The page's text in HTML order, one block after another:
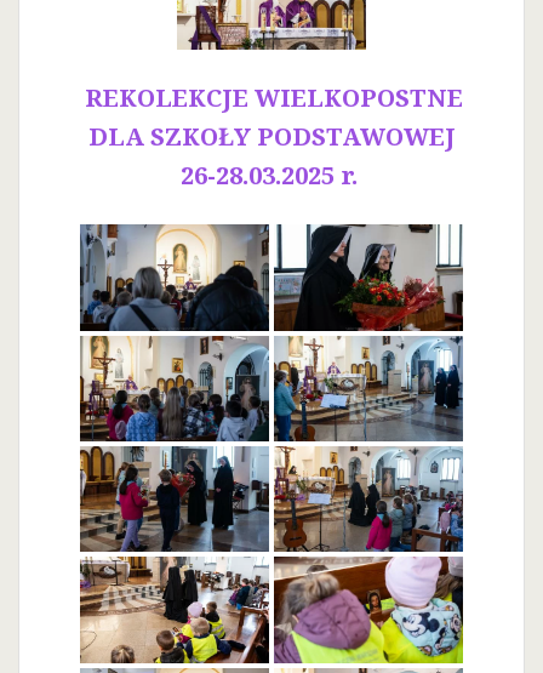
REKOLEKCJE WIELKOPOSTNE
DLA SZKOŁY PODSTAWOWEJ
26-28.03.2025 r.